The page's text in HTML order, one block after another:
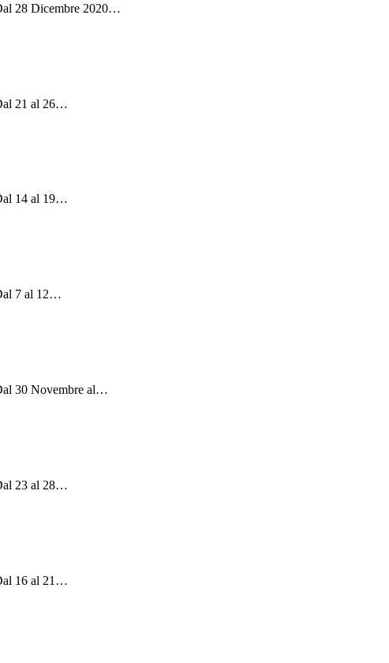
28 Dicembre 2020…
21 al 26…
14 al 19…
7 al 12…
30 Novembre al…
23 al 28…
16 al 21 …